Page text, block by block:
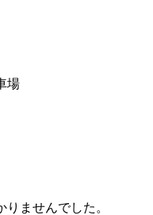
場
ませんでした。